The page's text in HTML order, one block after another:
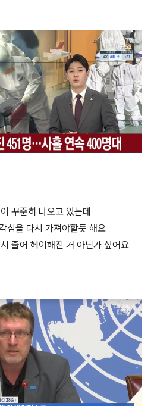
꾸준히 나오고 있는데
심을 다시 가져야할듯 해요
줄어 헤이해진 거 아닌가 싶어요